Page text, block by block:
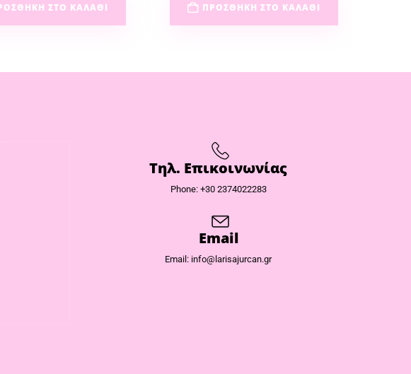
ΣΤΟ ΚΑΛΆΘΙ ΠΡΟΣΘΉΚΗ ΣΤΟ ΚΑΛΆΘΙ
Τηλ. Επικοινωνίας
Phone: +30 2374022283
Email
Email: info@larisajurcan.gr